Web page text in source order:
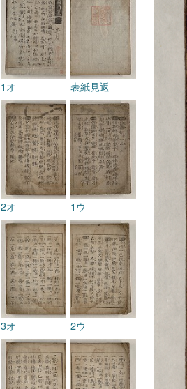
表紙見返
1オ
1ウ
2オ
2ウ
3オ